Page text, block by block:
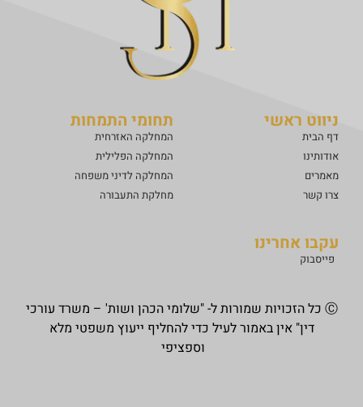
ניווט ראשי
דף הבית
אודותינו
מאמרים
צרו קשר
תחומי התמחות
המחלקה האזרחית
המחלקה הפלילית
המחלקה לדיני משפחה
מחלקת התעבורה
עקבו אחרינו
פייסבוק
Ⓒ כל הזכויות שמורות ל- "שלומי הכהן ושות' – משרד עורכי
דין" אין באמור לעיל כדי להחליף ייעוץ משפטי מלא
וספציפי